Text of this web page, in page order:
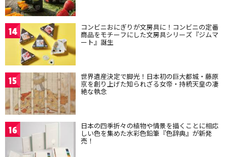
14 コンビニおにぎりが文房具に！コンビニの定番
商品をモチーフにした文房具シリーズ『ジムマ
ート』誕生
15 世界遺産決定で脚光！日本初の巨大都城・藤原
京を創り上げた知られざる女帝・持統天皇の凄
絶な執念
16 日本の四季折々の植物や情景を描くことに相応
しい色を集めた水彩色鉛筆『色辞典』が新発
売！